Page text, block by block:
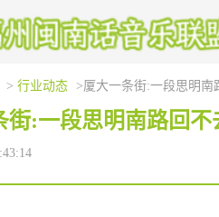
> 行业动态 >厦大一条街:一段思明南
街:一段思明南路回不